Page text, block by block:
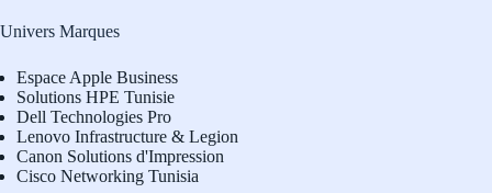
Univers Marques
Espace Apple Business
Solutions HPE Tunisie
Dell Technologies Pro
Lenovo Infrastructure & Legion
Canon Solutions d'Impression
Cisco Networking Tunisia